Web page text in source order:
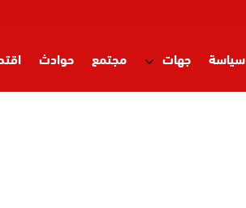
سياسة جهات مجتمع حوادث